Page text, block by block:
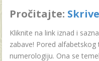
Pročitajte:
Kliknite na link iznad i
zabave! Pored
numerologiju. Ona se